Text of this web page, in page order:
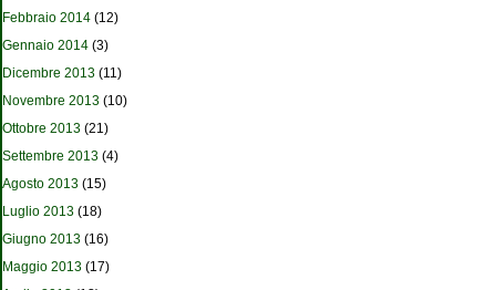
Febbraio 2014 (12)
Gennaio 2014 (3)
Dicembre 2013 (11)
Novembre 2013 (10)
Ottobre 2013 (21)
Settembre 2013 (4)
Agosto 2013 (15)
Luglio 2013 (18)
Giugno 2013 (16)
Maggio 2013 (17)